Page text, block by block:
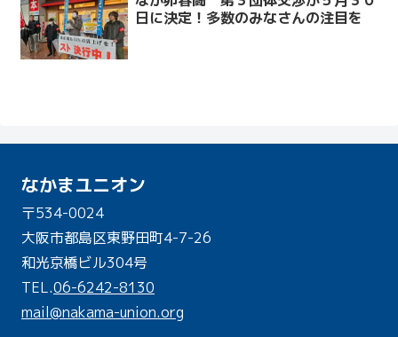
日に決定！多数のみなさんの注目を
なかまユニオン
〒534-0024
大阪市都島区東野田町4-7-26
和光京橋ビル304号
TEL.06-6242-8130
mail@nakama-union.org